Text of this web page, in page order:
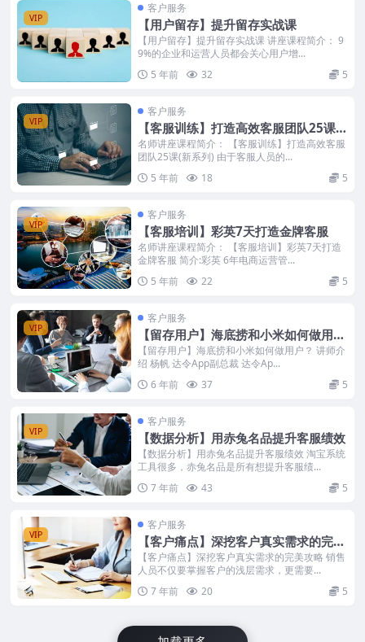
VIP
客户服务
【用户留存】提升留存实战课
【用户留存】提升留存实战课 讲座课程简介： 9
9%的企业和运营人员都会关心用户增...
5 年前
32 5
VIP
客户服务
【客服训练】打造高效客服团队25课新
系列
名师讲座课程简介： 【客服训练】打造高效客服
团队25课(新系列) 由于客服人员的...
5 年前
18 5
VIP
客户服务
【客服培训】彩英7天打造金牌客服
名师讲座课程简介： 【客服培训】彩英7天打造
金牌客服 简介:彩英 6年电商运营管...
5 年前
22 5
VIP
客户服务
【留存用户】海底捞和小米如何做用
户？
【留存用户】海底捞和小米如何做用户？ 讲师介
绍 杨帆 达令App副总裁 达令Ap...
6 年前
37 5
VIP
客户服务
【数据分析】用赤兔名品提升客服绩效
【数据分析】用赤兔名品提升客服绩效 淘宝系统
工具很多，赤兔名品是所有想提升客服绩...
7 年前
43 5
VIP
客户服务
【客户痛点】深挖客户真实需求的完美
攻略
【客户痛点】深挖客户真实需求的完美攻略 销售
人员不仅要掌握客户的浅层需求，更需要...
7 年前
20 5